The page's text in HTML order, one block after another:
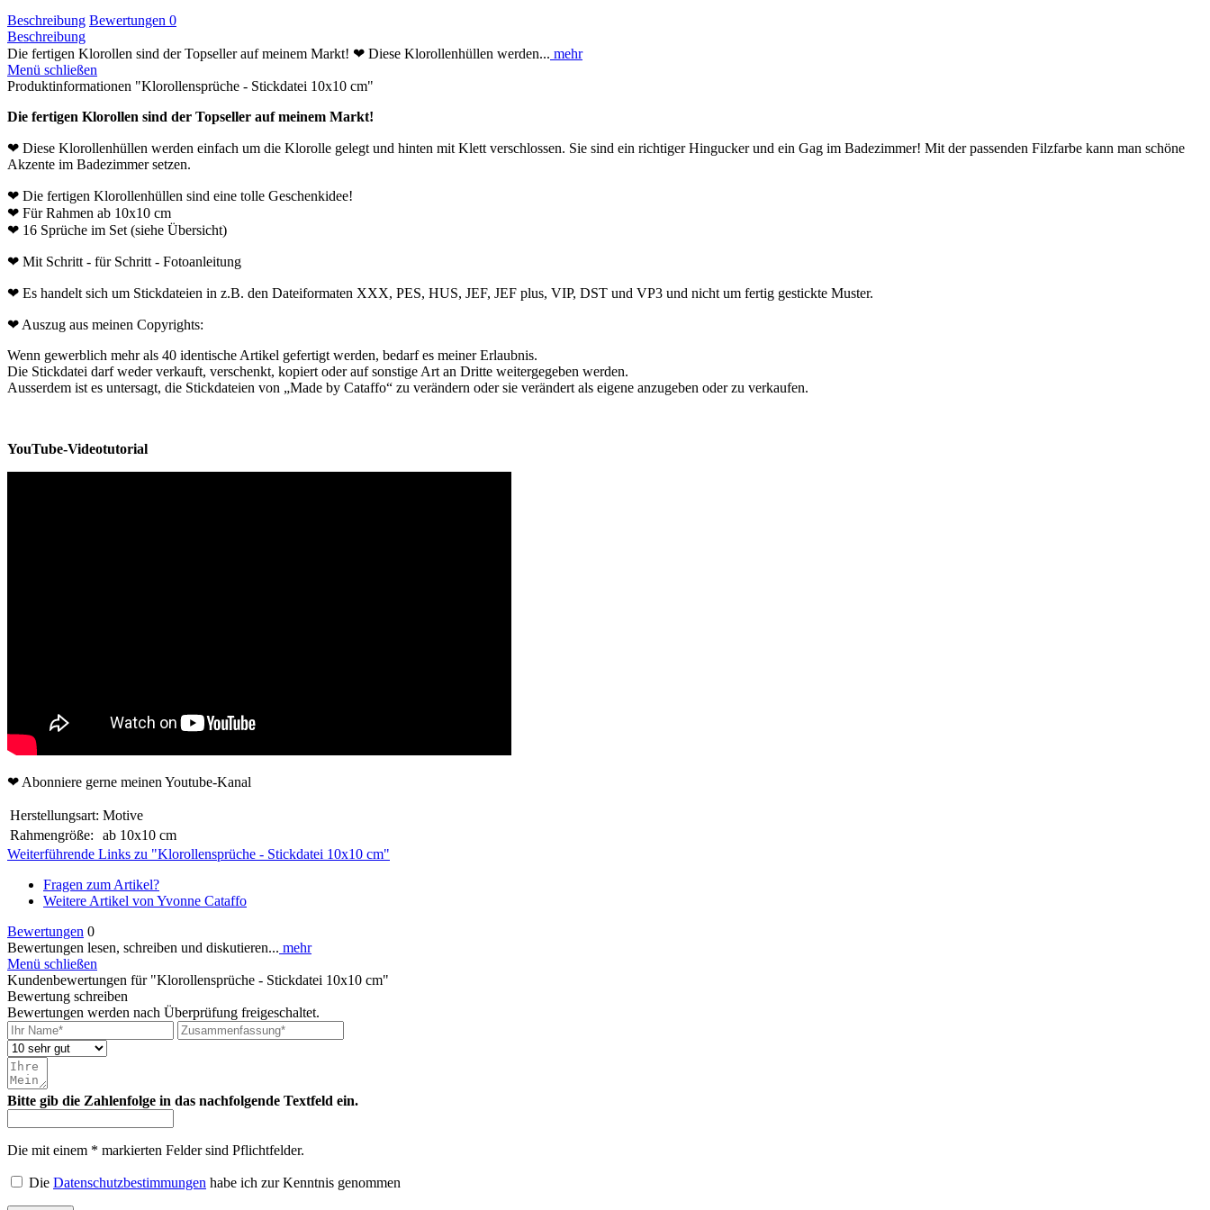
Beschreibung Bewertungen 0
Beschreibung
Die fertigen Klorollen sind der Topseller auf meinem Markt! ❤ Diese Klorollenhüllen werden... mehr
Menü schließen
Produktinformationen "Klorollensprüche - Stickdatei 10x10 cm"
Die fertigen Klorollen sind der Topseller auf meinem Markt!
❤ Diese Klorollenhüllen werden einfach um die Klorolle gelegt und hinten mit Klett verschlossen. Sie sind ein richtiger Hingucker und ein Gag im Badezimmer! Mit der passenden Filzfarbe kann man schöne
Akzente im Badezimmer setzen.
❤ Die fertigen Klorollenhüllen sind eine tolle Geschenkidee!
❤ Für Rahmen ab 10x10 cm
❤ 16 Sprüche im Set (siehe Übersicht)
❤ Mit Schritt - für Schritt - Fotoanleitung
❤ Es handelt sich um Stickdateien in z.B. den Dateiformaten XXX, PES, HUS, JEF, JEF plus, VIP, DST und VP3 und nicht um fertig gestickte Muster.
❤ Auszug aus meinen Copyrights:
Wenn gewerblich mehr als 40 identische Artikel gefertigt werden, bedarf es meiner Erlaubnis.
Die Stickdatei darf weder verkauft, verschenkt, kopiert oder auf sonstige Art an Dritte weitergegeben werden.
Ausserdem ist es untersagt, die Stickdateien von „Made by Cataffo“ zu verändern oder sie verändert als eigene anzugeben oder zu verkaufen.
YouTube-Videotutorial
❤ Abonniere gerne meinen Youtube-Kanal
Herstellungsart: Motive
Rahmengröße:
ab 10x10 cm
Weiterführende Links zu "Klorollensprüche - Stickdatei 10x10 cm"
Fragen zum Artikel?
Weitere Artikel von Yvonne Cataffo
Bewertungen 0
Bewertungen lesen, schreiben und diskutieren... mehr
Menü schließen
Kundenbewertungen für "Klorollensprüche - Stickdatei 10x10 cm"
Bewertung schreiben
Bewertungen werden nach Überprüfung freigeschaltet.
Bitte gib die Zahlenfolge in das nachfolgende Textfeld ein.
Die mit einem * markierten Felder sind Pflichtfelder.
Die Datenschutzbestimmungen habe ich zur Kenntnis genommen